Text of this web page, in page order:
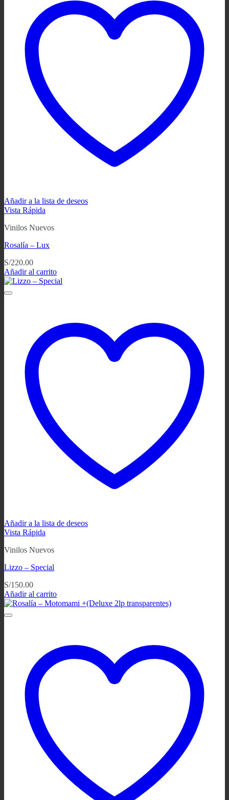
Añadir a la lista de deseos
Vista Rápida
Vinilos Nuevos
Rosalía – Lux
S/220.00
Añadir al carrito
Añadir a la lista de deseos
Vista Rápida
Vinilos Nuevos
Lizzo – Special
S/150.00
Añadir al carrito